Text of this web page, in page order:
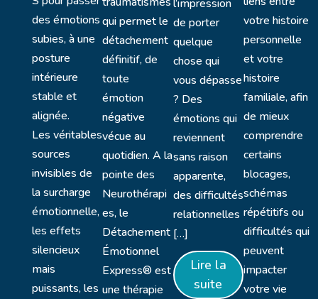
des émotions
subies, à une
posture
intérieure
stable et
alignée.
Les véritables
sources
invisibles de
la surcharge
émotionnelle,
les effets
silencieux
mais
puissants, les
qui permet le
détachement
définitif, de
toute
émotion
négative
vécue au
quotidien. A la
pointe des
Neurothérapi
es, le
Détachement
Émotionnel
Express® est
une thérapie
l’impression
de porter
quelque
chose qui
vous dépasse
? Des
émotions qui
reviennent
sans raison
apparente,
des difficultés
relationnelles
[…]
Lire la
suite
votre histoire
personnelle
et votre
histoire
familiale, afin
de mieux
comprendre
certains
blocages,
schémas
répétitifs ou
difficultés qui
peuvent
impacter
votre vie